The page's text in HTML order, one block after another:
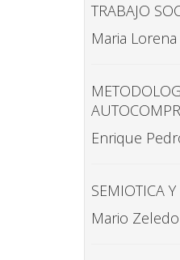
TRABAJO
Maria
Enrique
SEMIOTICA
Mario